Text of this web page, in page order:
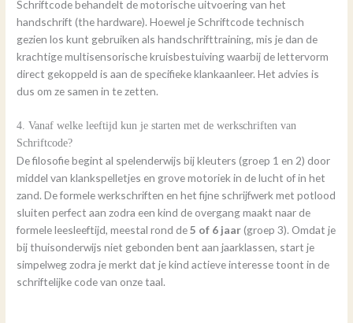
Schriftcode behandelt de motorische uitvoering van het
handschrift (the hardware). Hoewel je Schriftcode technisch
gezien los kunt gebruiken als handschrifttraining, mis je dan de
krachtige multisensorische kruisbestuiving waarbij de lettervorm
direct gekoppeld is aan de specifieke klankaanleer. Het advies is
dus om ze samen in te zetten.
4. Vanaf welke leeftijd kun je starten met de werkschriften van
Schriftcode?
De filosofie begint al spelenderwijs bij kleuters (groep 1 en 2) door
middel van klankspelletjes en grove motoriek in de lucht of in het
zand. De formele werkschriften en het fijne schrijfwerk met potlood
sluiten perfect aan zodra een kind de overgang maakt naar de
formele leesleeftijd, meestal rond de5 of 6 jaar(groep 3). Omdat je
bij thuisonderwijs niet gebonden bent aan jaarklassen, start je
simpelweg zodra je merkt dat je kind actieve interesse toont in de
schriftelijke code van onze taal.